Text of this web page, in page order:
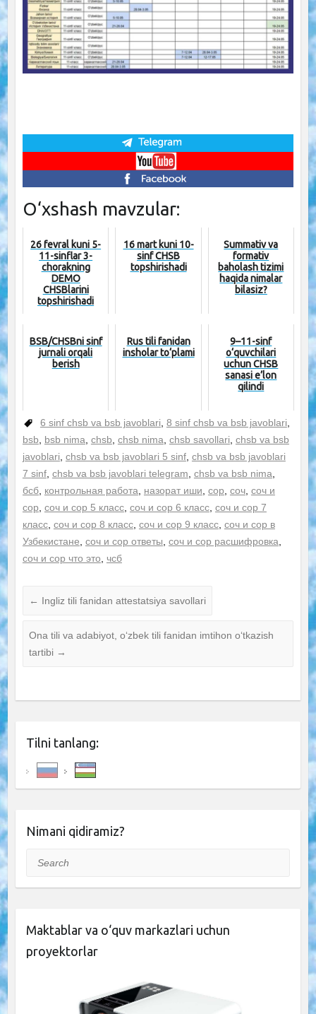
O‘xshash mavzular:
26 fevral kuni 5-
11-sinflar 3-
chorakning
DEMO
CHSBlarini
topshirishadi
16 mart kuni 10-
sinf CHSB
topshirishadi
Summativ va
formativ
baholash tizimi
haqida nimalar
bilasiz?
BSB/CHSBni sinf
jurnali orqali
berish
Rus tili fanidan
insholar to‘plami
9–11-sinf
o‘quvchilari
uchun CHSB
sanasi e’lon
qilindi
6 sinf chsb va bsb javoblari, 8 sinf chsb va bsb javoblari,
bsb, bsb nima, chsb, chsb nima, chsb savollari, chsb va bsb
javoblari, chsb va bsb javoblari 5 sinf, chsb va bsb javoblari
7 sinf, chsb va bsb javoblari telegram, chsb va bsb nima,
бсб, контрольная работа, назорат иши, сор, соч, соч и
сор, соч и сор 5 класс, соч и сор 6 класс, соч и сор 7
класс, соч и сор 8 класс, соч и сор 9 класс, соч и сор в
Узбекистане, соч и сор ответы, соч и сор расшифровка,
соч и сор что это, чсб
← Ingliz tili fanidan attestatsiya savollari
Ona tili va adabiyot, oʻzbek tili fanidan imtihon oʻtkazish
tartibi →
Tilni tanlang:
Nimani qidiramiz?
Search
Maktablar va o‘quv markazlari uchun
proyektorlar